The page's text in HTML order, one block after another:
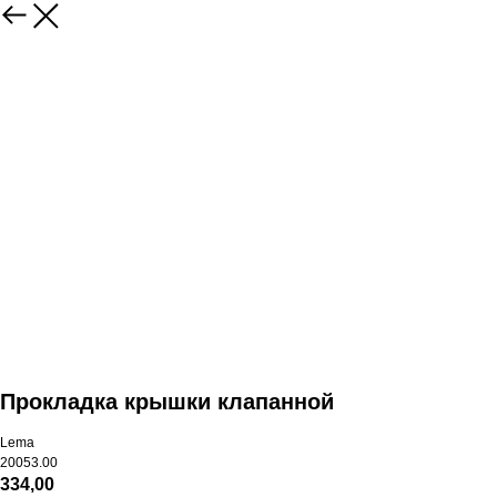
Прокладка крышки клапанной
Lema
20053.00
334,00